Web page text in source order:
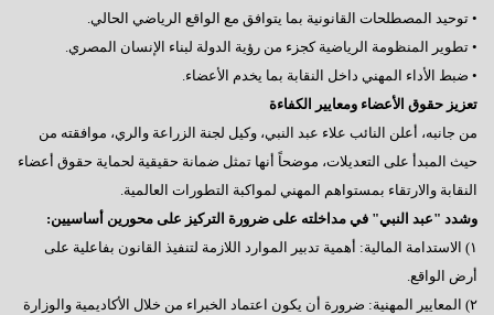
• توحيد المصطلحات القانونية بما يتوافق مع الواقع الرياضي الحالي.
• تطوير المنظومة الرياضية كجزء من رؤية الدولة لبناء الإنسان المصري.
• ضبط الأداء المهني داخل النقابة بما يخدم الأعضاء.
تعزيز حقوق الأعضاء ومعايير الكفاءة
من جانبه، أعلن النائب علاء عبد النبي، وكيل لجنة الزراعة والري، موافقته من
حيث المبدأ على التعديلات، موضحاً أنها تمثل ضمانة حقيقية لحماية حقوق أعضاء
النقابة والارتقاء بمستواهم المهني لمواكبة التطورات العالمية.
وشدد "عبد النبي" في مداخلته على ضرورة التركيز على محورين أساسيين:
١) الاستدامة المالية: أهمية تدبير الموارد اللازمة لتنفيذ القانون بفاعلية على
أرض الواقع.
٢) المعايير المهنية: ضرورة أن يكون اعتماد الخبراء من خلال الأكاديمية والوزارة